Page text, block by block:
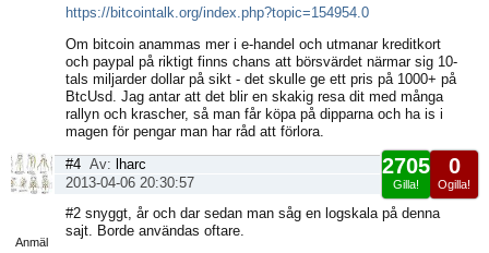
https://bitcointalk.org/index.php?topic=154954.0
Om bitcoin anammas mer i e-handel och utmanar kreditkort
och paypal på riktigt finns chans att börsvärdet närmar sig 10-
tals miljarder dollar på sikt - det skulle ge ett pris på 1000+ på
BtcUsd. Jag antar att det blir en skakig resa dit med många
rallyn och krascher, så man får köpa på dipparna och ha is i
magen för pengar man har råd att förlora.
Anmäl
0
Ogilla!
2705
Gilla!
#4 Av:
lharc
2013-04-06 20:30:57
#2 snyggt, år och dar sedan man såg en logskala på denna
sajt. Borde användas oftare.